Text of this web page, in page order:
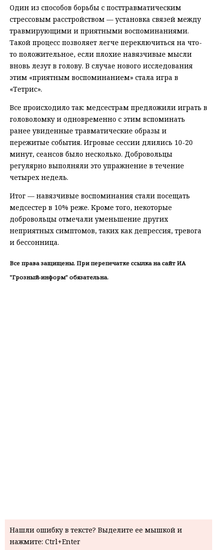
Один из способов борьбы с посттравматическим
стрессовым расстройством — установка связей между
травмирующими и приятными воспоминаниями.
Такой процесс позволяет легче переключиться на что-
то положительное, если плохие навязчивые мысли
вновь лезут в голову. В случае нового исследования
этим «приятным воспоминанием» стала игра в
«Тетрис».
Все происходило так: медсестрам предложили играть в
головоломку и одновременно с этим вспоминать
ранее увиденные травматические образы и
пережитые события. Игровые сессии длились 10-20
минут, сеансов было несколько. Добровольцы
регулярно выполняли это упражнение в течение
четырех недель.
Итог — навязчивые воспоминания стали посещать
медсестер в 10% реже. Кроме того, некоторые
добровольцы отмечали уменьшение других
неприятных симптомов, таких как депрессия, тревога
и бессонница.
Все права защищены. При перепечатке ссылка на сайт ИА
"Грозный-информ" обязательна.
Нашли ошибку в тексте? Выделите ее мышкой и
нажмите: Ctrl+Enter